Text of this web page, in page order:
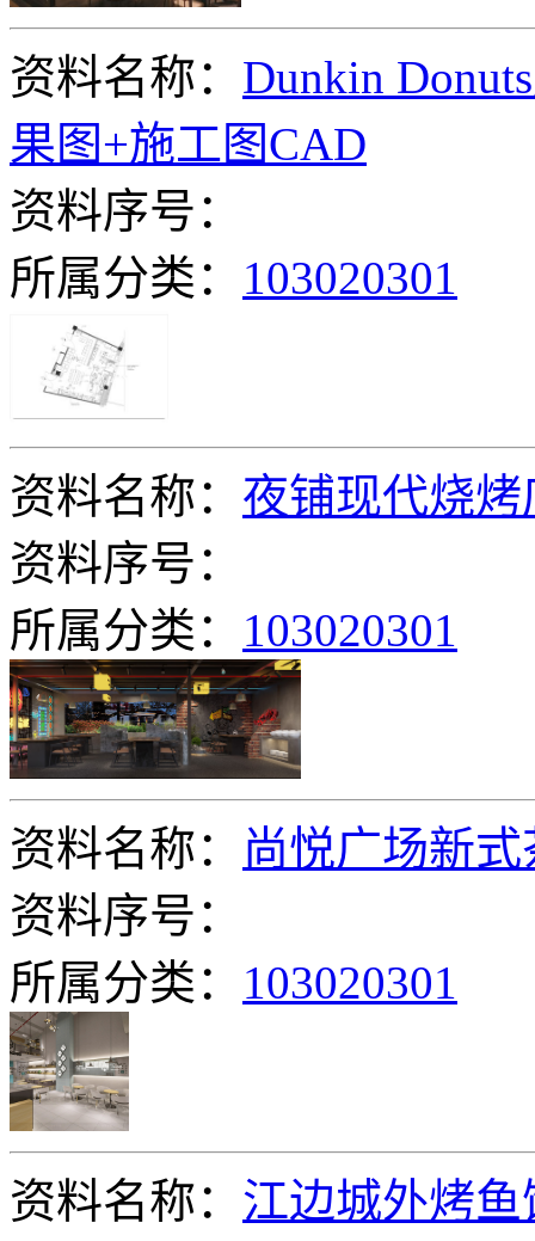
资料名称： Dunkin
果图+施工图CAD
资料序号：
所属分类： 103020301
资料名称： 夜铺现代烧
资料序号：
所属分类： 103020301
资料名称： 尚悦广场新
资料序号：
所属分类： 103020301
资料名称： 江边城外烤